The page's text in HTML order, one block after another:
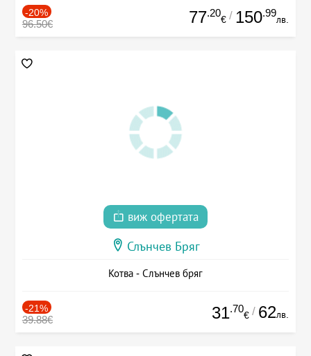
-20%
96.50€ 77.20
€ / 150.99
лв.
виж офертата
Слънчев Бряг
Котва - Слънчев бряг
-21%
39.88€ 31.70
€ / 62лв.